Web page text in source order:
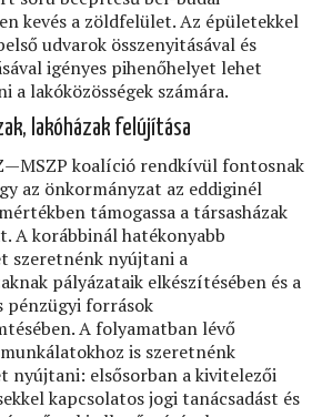
kevés a zöldfelület. Az épületekkel
udvarok összenyitásával és
igényes pihenőhelyet lehet
a lakóközösségek számára.
lakóházak felújítása
koalíció rendkívül fontosnak
az önkormányzat az eddiginél
támogassa a társasházak
A korábbinál hatékonyabb
szeretnénk nyújtani a
pályázataik elkészítésében és a
pénzügyi források
A folyamatban lévő
is szeretnénk
nyújtani: elsősorban a kivitelezői
kapcsolatos jogi tanácsadást és